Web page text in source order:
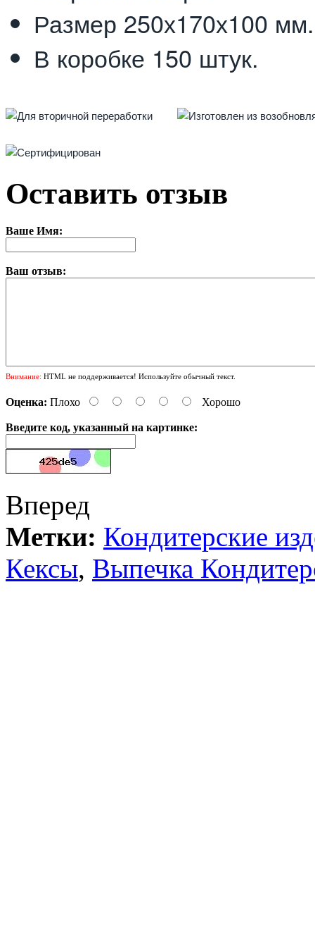
Размер 250х170х100 мм.
В коробке 150 штук.
Оставить отзыв
Ваше Имя:
Ваш отзыв:
Внимание: HTML не поддерживается! Используйте обычный текст.
Оценка: Плохо Хорошо
Введите код, указанный на картинке:
Вперед
Метки: Кондитерские
Кексы, Выпечка